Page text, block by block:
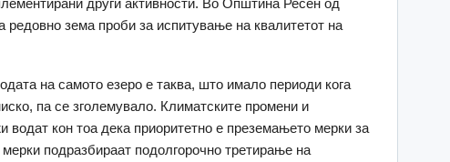
редовно зема проби за испитување на квалитетот на
на самото езеро е таква, што имало периоди кога
па се зголемувало. Климатските промени и
водат кон тоа дека приоритетно е преземањето мерки за
подразбираат подолгорочно третирање на